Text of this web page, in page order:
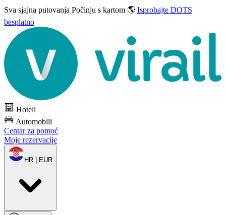
Sva sjajna putovanja Počinju s kartom 🌎 Isprobajte DOTS
besplatno
Hoteli
Automobili
Centar za pomoć
Moje rezervacije
HR | EUR